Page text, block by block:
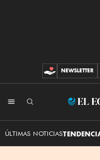
CONTRIBUCIONES
NEWSLETTER
ÚLTIMAS NOTICIAS